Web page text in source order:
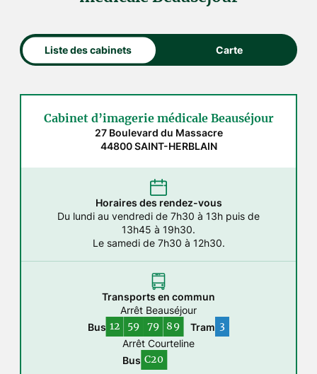
Liste des cabinets Carte
Cabinet d’imagerie médicale Beauséjour
27 Boulevard du Massacre
44800 SAINT-HERBLAIN
Horaires des rendez-vous
Du lundi au vendredi de 7h30 à 13h puis de
13h45 à 19h30.
Le samedi de 7h30 à 12h30.
Transports en commun
Arrêt Beauséjour
Bus 12 59 79 89 Tram 3
Arrêt Courteline
Bus C20